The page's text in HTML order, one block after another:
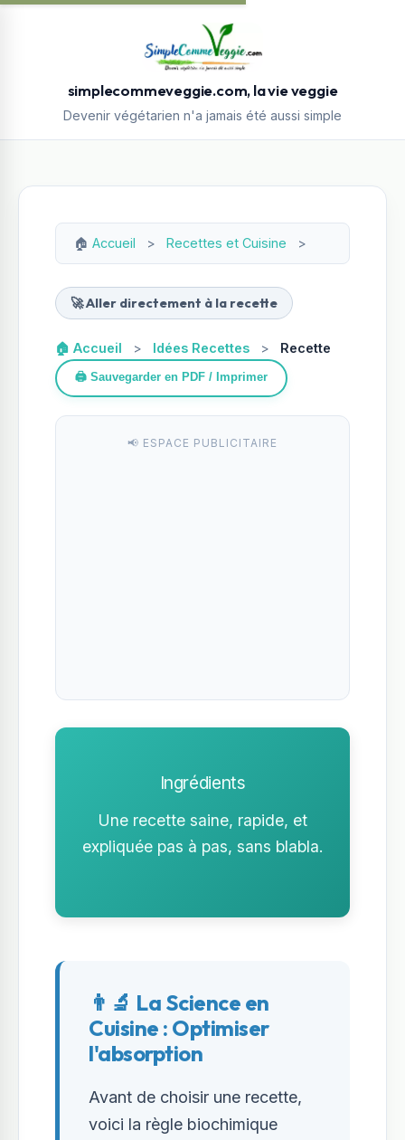
simplecommeveggie.com, la vie veggie
Devenir végétarien n'a jamais été aussi simple
🏠 Accueil > Recettes et Cuisine >
🚀 Aller directement à la recette
🏠 Accueil > Idées Recettes > Recette
🖨️ Sauvegarder en PDF / Imprimer
📢 ESPACE PUBLICITAIRE
Ingrédients
Une recette saine, rapide, et
expliquée pas à pas, sans blabla.
👨‍🔬 La Science en
Cuisine : Optimiser
l'absorption
Avant de choisir une recette,
voici la règle biochimique